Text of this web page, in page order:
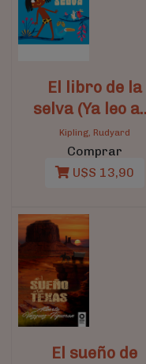
El libro de la
selva (Ya leo
Kipling, Rudyard
Comprar
U$S 13,90
El sueño de